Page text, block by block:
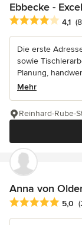
Ebbecke -
Durchschnittliche
4,1
Die erste
sowie
Planung,
Mehr
Reinhard-Rube-
Anna von
5,0